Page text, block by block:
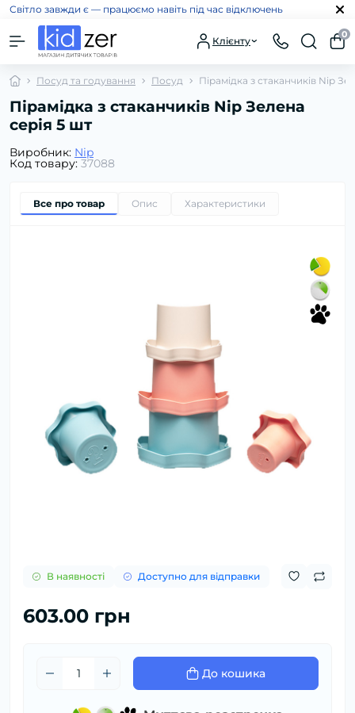
Світло завжди є — працюємо навіть під час відключень
Клієнту
0
Посуд та годування Посуд Пірамідка з стаканчиків Nip
Пірамідка з стаканчиків Nip Зелена
серія 5 шт
Виробник: Nip
Код товару: 37088
Все про товар Опис Характеристики
В наявності Доступно для відправки
603.00 грн
До кошика